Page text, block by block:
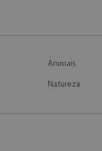
Animais
Natureza